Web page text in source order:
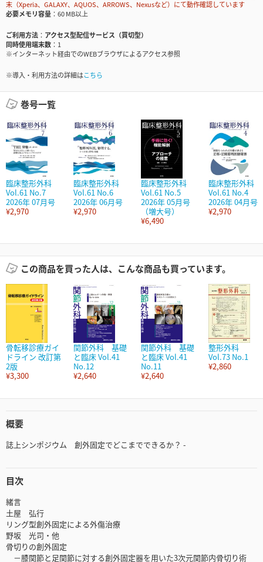
末（Xperia、GALAXY、AQUOS、ARROWS、Nexusなど）にて動作確認しています
必要メモリ容量
60 MB以上
ご利用方法
アクセス型配信サービス（買切型）
同時使用端末数
1
※インターネット経由でのWEBブラウザによるアクセス参照
※導入・利用方法の詳細はこちら
巻号一覧
臨床整形外科
Vol.61 No.7
2026年 07月号
¥2,970
臨床整形外科
Vol.61 No.6
2026年 06月号
¥2,970
臨床整形外科
Vol.61 No.5
2026年 05月号
（増大号）
¥6,490
臨床整形外科
Vol.61 No.4
2026年 04月号
¥2,970
この商品を買った人は、こんな商品も買っています。
骨転移診療ガイ
ドライン 改訂第
2版
¥3,300
関節外科 基礎
と臨床 Vol.41
No.12
¥2,640
関節外科 基礎
と臨床 Vol.41
No.11
¥2,640
整形外科
Vol.73 No.1
¥2,860
概要
誌上シンポジウム 創外固定でどこまでできるか？ -
目次
緒言
土屋 弘行
リング型創外固定による外傷治療
野坂 光司・他
骨切りの創外固定
－膝関節と足関節に対する創外固定器を用いた3次元関節内骨切り術